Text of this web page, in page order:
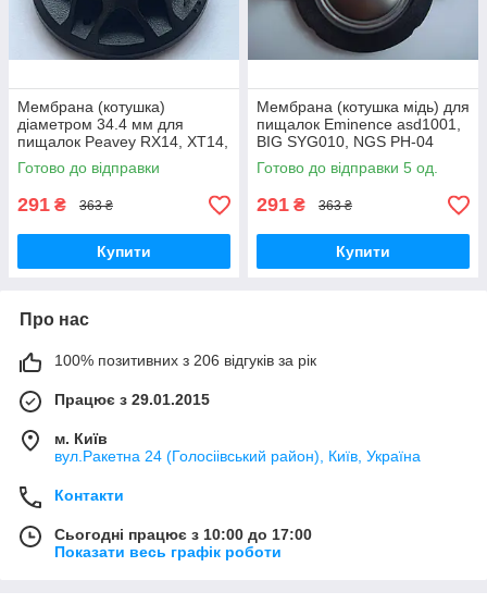
Мембрана (котушка)
діаметром 34.4 мм для
пищалок Peavey RX14, XT14,
PR10, PR12, PR15, PV115
Готово до відправки
291 ₴ 363 ₴
Купити
Мембрана (котушка мідь) для
пищалок Eminence asd1001,
BIG SYG010, NGS PH-04
Готово до відправки 5 од.
291 ₴ 363 ₴
Купити
Про нас
100% позитивних з 206 відгуків за рік
Працює з 29.01.2015
м. Київ
вул.Ракетна 24 (Голосіівський район), Київ, Україна
Контакти
Сьогодні працює з 10:00 до 17:00
Показати весь графік роботи